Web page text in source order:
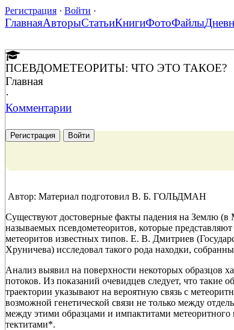
Регистрация · Войти ·
ГлавнаяАвторыСтатьиКнигиФотоФайлы
ПСЕВДОМЕТЕОРИТЫ: ЧТО ЭТО ТАКОЕ?
Главная
·
Комментарии
Регистрация Войти
Автор: Материал подготовил В. Б. ГОЛЬДМАН
Существуют достоверные факты падения на Землю
называемых псевдометеоритов, которые
метеоритов известных типов. Е. В. Дмитриев
Хруничева) исследовал такого рода находки,
Анализ выявил на поверхности некоторых образцов
потоков. Из показаний очевидцев следует, что
траектории указывают на вероятную связь с
возможной генетической связи не только между
между этими образцами и импактитами
тектитами*.